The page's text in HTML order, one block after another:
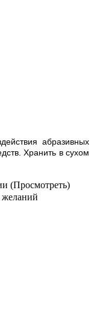
абразивных
Хранить в сухом
(Просмотреть)